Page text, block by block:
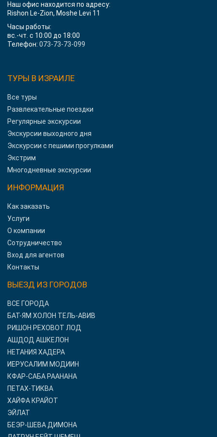
Наш офис находится по адресу:
Rishon Le-Zion, Moshe Levi 11
Часы работы:
вс.-чт. с 10:00 до 18:00
Телефон: 073-73-73-099
ТУРЫ В ИЗРАИЛЕ
Все туры
Развлекательные поездки
Регулярные экскурсии
Экскурсии выходного дня
Экскурсии с пешими прогулками
Экстрим
Многодневные экскурсии
ИНФОРМАЦИЯ
Как заказать
Услуги
О компании
Сотрудничество
Вход для агентов
Контакты
ВЫЕЗД ИЗ ГОРОДОВ
ВСЕ ГОРОДА
БАТ-ЯМ ХОЛОН ТЕЛЬ-АВИВ
РИШОН РЕХОВОТ ЛОД
АШДОД АШКЕЛОН
НЕТАНИЯ ХАДЕРА
ИЕРУСАЛИМ МОДИИН
КФАР-САБА РААНАНА
ПЕТАХ-ТИКВА
ХАЙФА КРАЙОТ
ЭЙЛАТ
БЕЭР-ШЕВА ДИМОНА